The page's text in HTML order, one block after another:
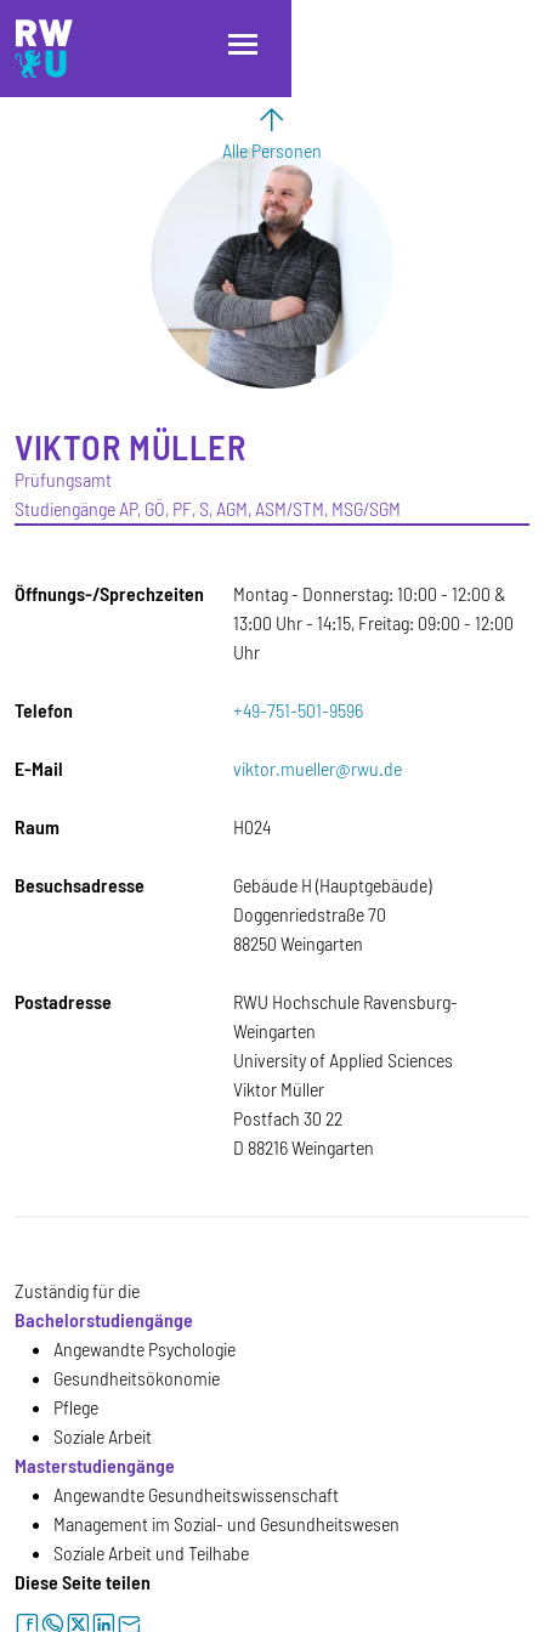
Direkt zum Inhalt
Direkt zur Hauptnavigation
Direkt zum Fußbereich
Alle Personen
VIKTOR MÜLLER
Prüfungsamt
Studiengänge AP, GÖ, PF, S, AGM, ASM/STM, MSG/SGM
Öffnungs-/Sprechzeiten
Montag - Donnerstag: 10:00 - 12:00 &
13:00 Uhr - 14:15, Freitag: 09:00 - 12:00
Uhr
Telefon +49-751-501-9596
E-Mail viktor.mueller@rwu.de
Raum H024
Besuchsadresse
Gebäude H (Hauptgebäude)
Doggenriedstraße 70
88250 Weingarten
Postadresse
RWU Hochschule Ravensburg-
Weingarten
University of Applied Sciences
Viktor Müller
Postfach 30 22
D 88216 Weingarten
Zuständig für die
Bachelorstudiengänge
Angewandte Psychologie
Gesundheitsökonomie
Pflege
Soziale Arbeit
Masterstudiengänge
Angewandte Gesundheitswissenschaft
Management im Sozial- und Gesundheitswesen
Soziale Arbeit und Teilhabe
Diese Seite teilen
facebookwhatsapptwitterlinkedinletter